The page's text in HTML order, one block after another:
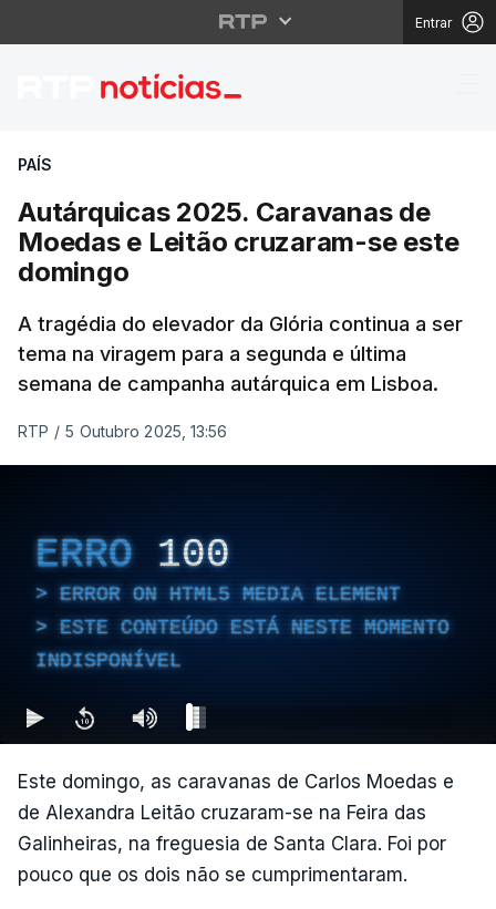
Entrar
Autárquicas 2025.
PAÍS
Autárquicas 2025. Caravanas de
Moedas e Leitão cruzaram-se este
domingo
A tragédia do elevador da Glória continua a ser
tema na viragem para a segunda e última
semana de campanha autárquica em Lisboa.
RTP / 5 Outubro 2025, 13:56
ERRO 100
ERROR ON HTML5 MEDIA ELEMENT
ESTE CONTEÚDO ESTÁ NESTE MOMENTO
INDISPONÍVEL
Este domingo, as caravanas de Carlos Moedas e
de Alexandra Leitão cruzaram-se na Feira das
Galinheiras, na freguesia de Santa Clara. Foi por
pouco que os dois não se cumprimentaram.